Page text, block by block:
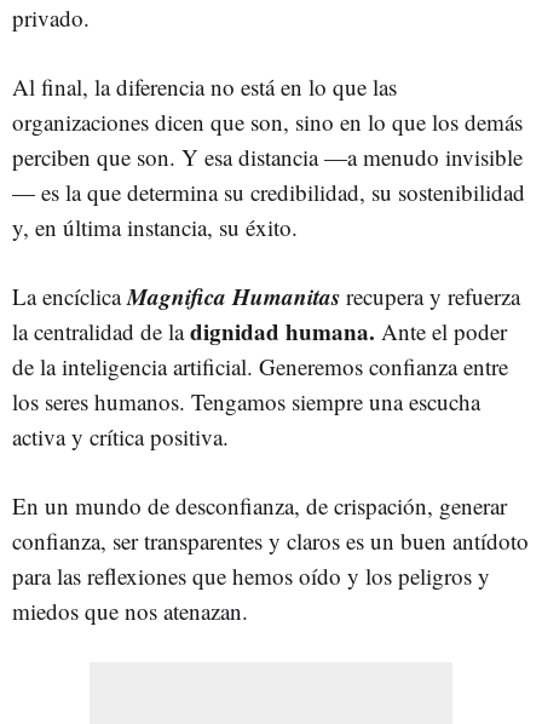
privado.
Al final, la diferencia no está en lo que las
organizaciones dicen que son, sino en lo que los demás
perciben que son. Y esa distancia —a menudo invisible
— es la que determina su credibilidad, su sostenibilidad
y, en última instancia, su éxito.
La encíclicaMagnifica Humanitas recupera y refuerza
la centralidad de ladignidad humana. Ante el poder
de la inteligencia artificial. Generemos confianza entre
los seres humanos. Tengamos siempre una escucha
activa y crítica positiva.
En un mundo de desconfianza, de crispación, generar
confianza, ser transparentes y claros es un buen antídoto
para las reflexiones que hemos oído y los peligros y
miedos que nos atenazan.